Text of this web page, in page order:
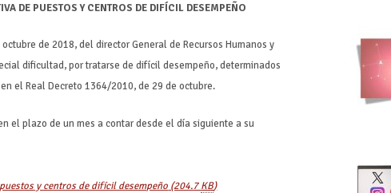
DE PUESTOS Y CENTROS DE DIFÍCIL DESEMPEÑO
de 2018, del director General de Recursos Humanos y
dificultad, por tratarse de difícil desempeño, determinados
el Real Decreto 1364/2010, de 29 de octubre.
el plazo de un mes a contar desde el día siguiente a su
y centros de difícil desempeño (204.7KB)